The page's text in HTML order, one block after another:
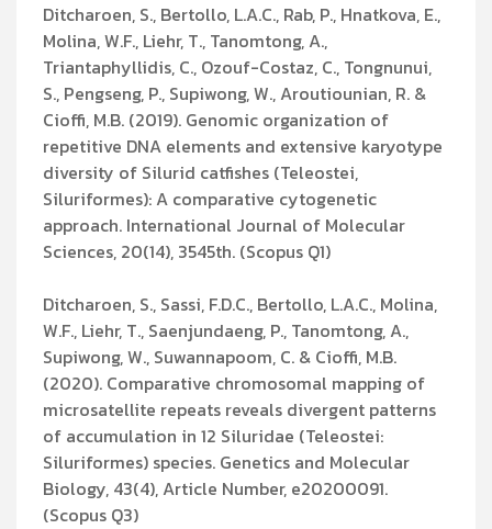
Ditcharoen, S., Bertollo, L.A.C., Rab, P., Hnatkova, E.,
Molina, W.F., Liehr, T., Tanomtong, A.,
Triantaphyllidis, C., Ozouf-Costaz, C., Tongnunui,
S., Pengseng, P., Supiwong, W., Aroutiounian, R. &
Cioffi, M.B. (2019). Genomic organization of
repetitive DNA elements and extensive karyotype
diversity of Silurid catfishes (Teleostei,
Siluriformes): A comparative cytogenetic
approach. International Journal of Molecular
Sciences, 20(14), 3545th. (Scopus Q1)
Ditcharoen, S., Sassi, F.D.C., Bertollo, L.A.C., Molina,
W.F., Liehr, T., Saenjundaeng, P., Tanomtong, A.,
Supiwong, W., Suwannapoom, C. & Cioffi, M.B.
(2020). Comparative chromosomal mapping of
microsatellite repeats reveals divergent patterns
of accumulation in 12 Siluridae (Teleostei:
Siluriformes) species. Genetics and Molecular
Biology, 43(4), Article Number, e20200091.
(Scopus Q3)